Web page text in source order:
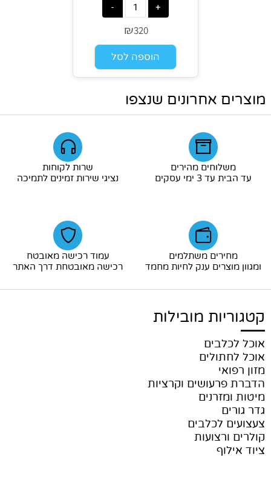
₪320
הוספה לסל
מוצרים אחרונים שנצפו
משלוחים מהירים
עד הבית עד 3 ימי עסקים
שרות לקוחות
נציגי שירות זמינים לתמיכה
מחירים משתלמים
ומגוון מוצרים ענק לחיות מחמד
עמוד רכישה מאובטח
רכישה מאובטחת דרך האתר
קטגוריות מובילות
אוכל לכלבים
אוכל לחתולים
מזון רפואי
הדברת פרעושים וקרציות
מיטות ומזרנים
גדר גורים
צעצועים לכלבים
קולרים ורצועות
ציוד אילוף